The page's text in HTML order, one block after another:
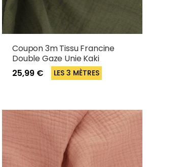
Coupon 3m Tissu Francine
Double Gaze Unie Kaki
25,99 €
LES 3 MÈTRES